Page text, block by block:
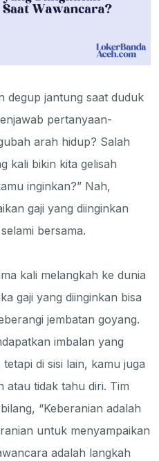
degup jantung saat duduk
pertanyaan-
arah hidup? Salah
kali bikin kita gelisah
inginkan?” Nah,
gaji yang diinginkan
bersama.
kali melangkah ke dunia
gaji yang diinginkan bisa
jembatan goyang.
imbalan yang
di sisi lain, kamu juga
atau tidak tahu diri. Tim
“Keberanian adalah
untuk menyampaikan
adalah langkah